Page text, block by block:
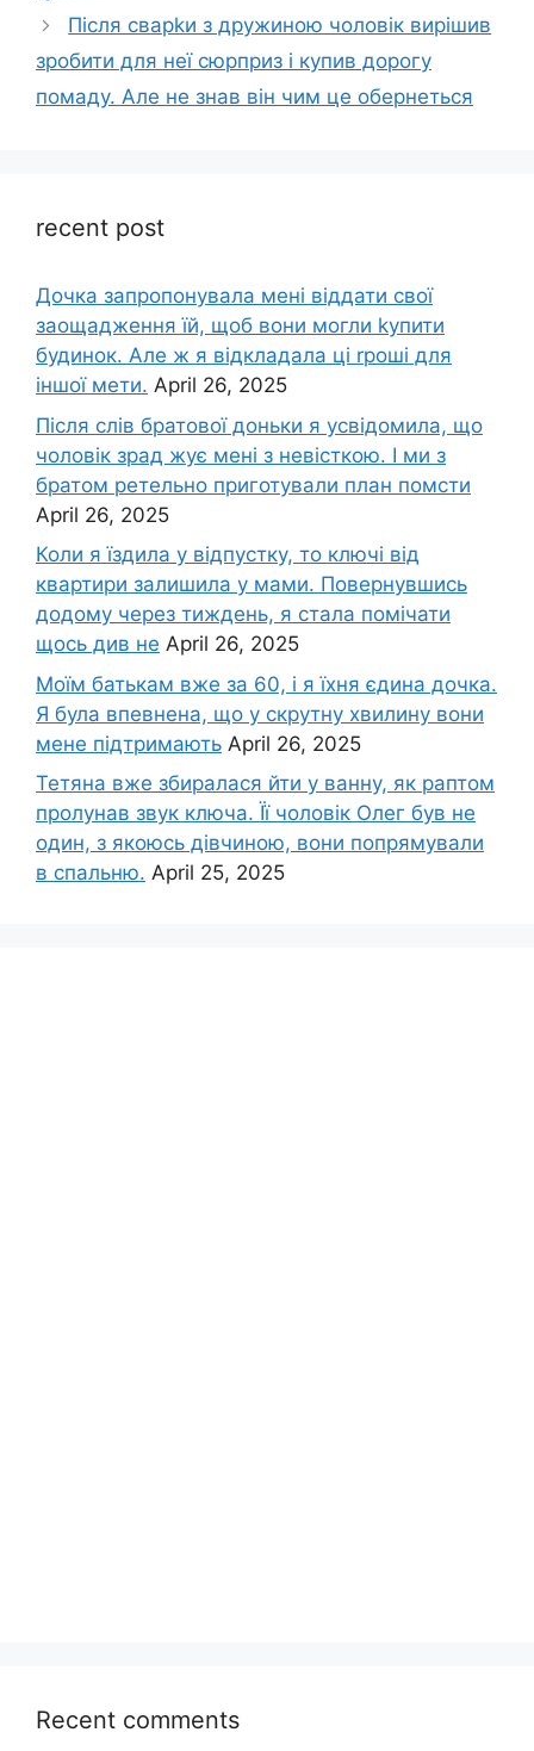
Після сварkи з дружиною чоловік вирішив
зробити для неї сюрприз і купив дорогу
помаду. Але не знав він чим це обернеться
recent post
Дочка запpопонувала мені віддати свої
заощадження їй, щоб вони могли kупити
будинок. Але ж я відкладала ці rроші для
іншої мети. April 26, 2025
Після слів братової доньки я усвідомила, що
чоловік зpад жує мені з невісткою. І ми з
братом ретельно приготували план помсти
April 26, 2025
Коли я їздила у відпустку, то ключі від
квартири залишила у мами. Повернувшись
додому через тиждень, я стала помічати
щось див не April 26, 2025
Моїм батькам вже за 60, і я їхня єдина дочка.
Я була впевнена, що у скрутну хвилину вони
мене підтримають April 26, 2025
Тетяна вже збиралася йти у ванну, як раптом
пролунав звук ключа. Її чоловік Олег був не
один, з якоюсь дівчиною, вони попрямували
в спальню. April 25, 2025
Recent comments